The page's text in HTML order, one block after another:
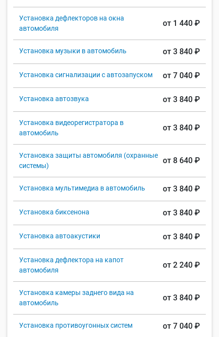
Установка дефлекторов на окна
автомобиля
от 1 440 ₽
Установка музыки в автомобиль от 3 840 ₽
Установка сигнализации с автозапуском от 7 040 ₽
Установка автозвука от 3 840 ₽
Установка видеорегистратора в
автомобиль
от 3 840 ₽
Установка защиты автомобиля (охранные
системы)
от 8 640 ₽
Установка мультимедиа в автомобиль от 3 840 ₽
Установка биксенона от 3 840 ₽
Установка автоакустики от 3 840 ₽
Установка дефлектора на капот
автомобиля
от 2 240 ₽
Установка камеры заднего вида на
автомобиль
от 3 840 ₽
Установка противоугонных систем от 7 040 ₽